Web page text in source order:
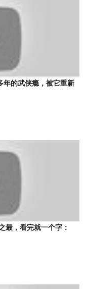
年的武侠瘾，被它重新
最，看完就一个字：